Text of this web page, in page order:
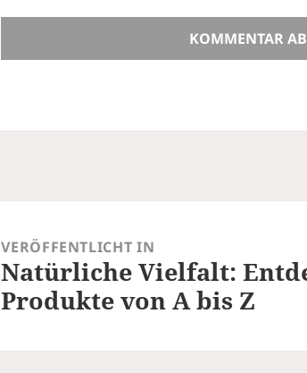
VERÖFFENTLICHT IN
Natürliche Vielfalt:
Produkte von A bis Z